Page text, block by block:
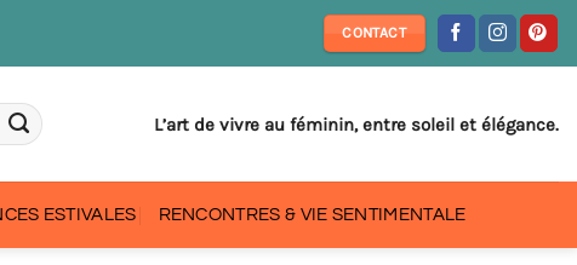
CONTACT
L’art de vivre au féminin, entre soleil et élégance.
ESTIVALES RENCONTRES & VIE SENTIMENTALE